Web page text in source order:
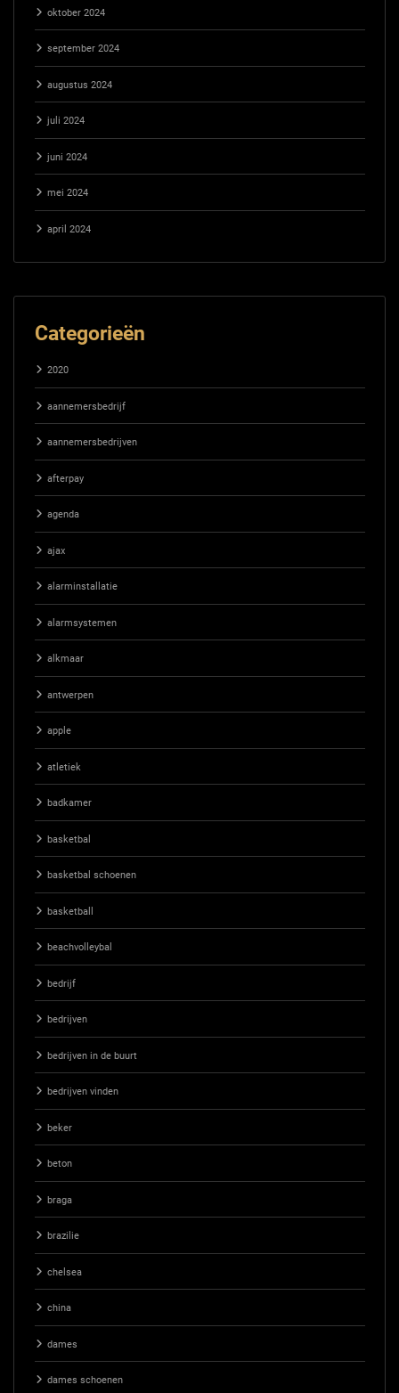
oktober 2024
september 2024
augustus 2024
juli 2024
juni 2024
mei 2024
april 2024
Categorieën
2020
aannemersbedrijf
aannemersbedrijven
afterpay
agenda
ajax
alarminstallatie
alarmsystemen
alkmaar
antwerpen
apple
atletiek
badkamer
basketbal
basketbal schoenen
basketball
beachvolleybal
bedrijf
bedrijven
bedrijven in de buurt
bedrijven vinden
beker
beton
braga
brazilie
chelsea
china
dames
dames schoenen